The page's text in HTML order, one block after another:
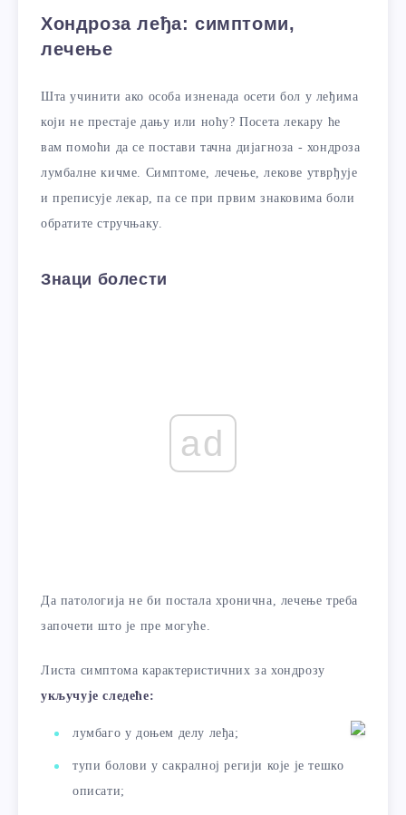
Хондроза леђа: симптоми,
лечење
Шта учинити ако особа изненада осети бол у леђима
који не престаје дању или ноћу? Посета лекару ће
вам помоћи да се постави тачна дијагноза - хондроза
лумбалне кичме. Симптоме, лечење, лекове утврђује
и преписује лекар, па се при првим знаковима боли
обратите стручњаку.
Знаци болести
ad
Да патологија не би постала хронична, лечење треба
започети што је пре могуће.
Листа симптома карактеристичних за хондрозу
укључује следеће:
лумбаго у доњем делу леђа;
тупи болови у сакралној регији које је тешко
описати;